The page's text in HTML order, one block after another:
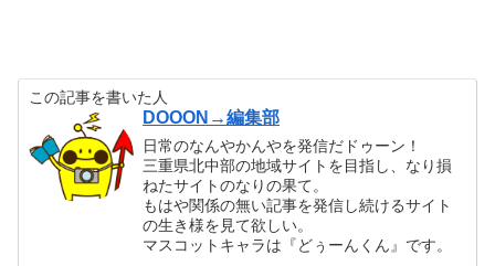
この記事を書いた人
DOOON→編集部
日常のなんやかんやを発信だドゥーン！
三重県北中部の地域サイトを目指し、なり損
ねたサイトのなりの果て。
もはや関係の無い記事を発信し続けるサイト
の生き様を見て欲しい。
マスコットキャラは『どぅーんくん』です。